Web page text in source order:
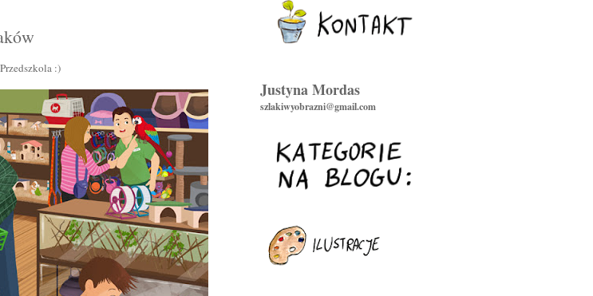
:)
Justyna Mordas
szlakiwyobrazni@gmail.com